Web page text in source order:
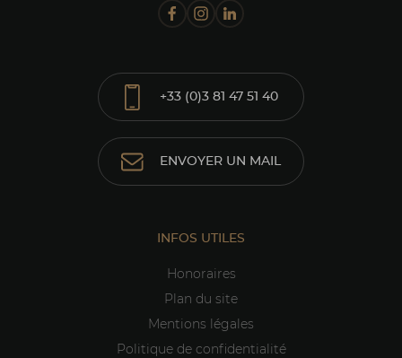
+33 (0)3 81 47 51 40
ENVOYER UN MAIL
INFOS UTILES
Honoraires
Plan du site
Mentions légales
Politique de confidentialité